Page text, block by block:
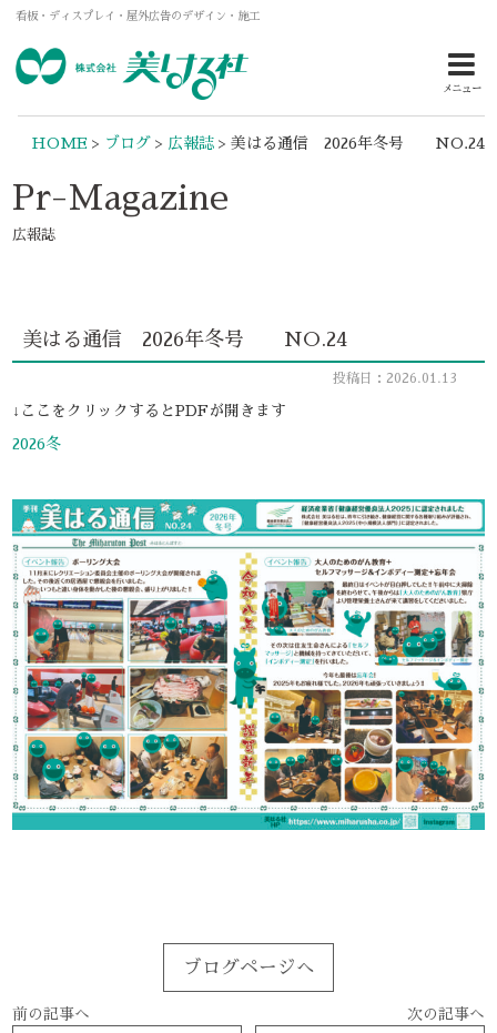
看板・ディスプレイ・屋外広告のデザイン・施工
メニュー
HOME> ブログ> 広報誌> 美はる通信 2026年冬号 NO.24
Pr-Magazine
広報誌
美はる通信 2026年冬号 NO.24
投稿日：2026.01.13
↓ここをクリックするとPDFが開きます
2026冬
ブログページへ
前の記事へ
次の記事へ